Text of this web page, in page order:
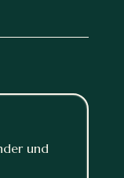
und